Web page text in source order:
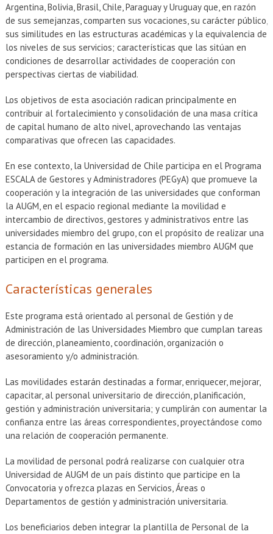
Argentina, Bolivia, Brasil, Chile, Paraguay y Uruguay que, en razón
de sus semejanzas, comparten sus vocaciones, su carácter público,
sus similitudes en las estructuras académicas y la equivalencia de
los niveles de sus servicios; características que las sitúan en
condiciones de desarrollar actividades de cooperación con
perspectivas ciertas de viabilidad.
Los objetivos de esta asociación radican principalmente en
contribuir al fortalecimiento y consolidación de una masa crítica
de capital humano de alto nivel, aprovechando las ventajas
comparativas que ofrecen las capacidades.
En ese contexto, la Universidad de Chile participa en el Programa
ESCALA de Gestores y Administradores (PEGyA) que promueve la
cooperación y la integración de las universidades que conforman
la AUGM, en el espacio regional mediante la movilidad e
intercambio de directivos, gestores y administrativos entre las
universidades miembro del grupo, con el propósito de realizar una
estancia de formación en las universidades miembro AUGM que
participen en el programa.
Características generales
Este programa está orientado al personal de Gestión y de
Administración de las Universidades Miembro que cumplan tareas
de dirección, planeamiento, coordinación, organización o
asesoramiento y/o administración.
Las movilidades estarán destinadas a formar, enriquecer, mejorar,
capacitar, al personal universitario de dirección, planificación,
gestión y administración universitaria; y cumplirán con aumentar la
confianza entre las áreas correspondientes, proyectándose como
una relación de cooperación permanente.
La movilidad de personal podrá realizarse con cualquier otra
Universidad de AUGM de un país distinto que participe en la
Convocatoria y ofrezca plazas en Servicios, Áreas o
Departamentos de gestión y administración universitaria.
Los beneficiarios deben integrar la plantilla de Personal de la